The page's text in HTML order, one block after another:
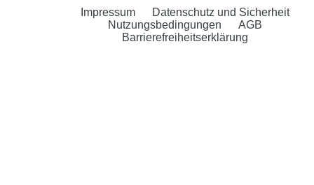
Impressum
Datenschutz und Sicherheit
Nutzungsbedingungen
AGB
Barrierefreiheitserklärung